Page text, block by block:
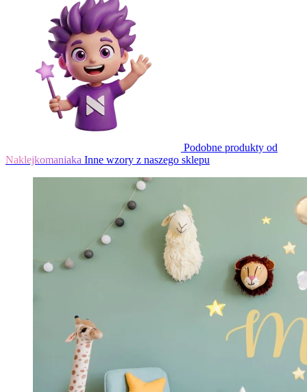
Podobne produkty od
Naklejkomaniaka Inne wzory z naszego sklepu